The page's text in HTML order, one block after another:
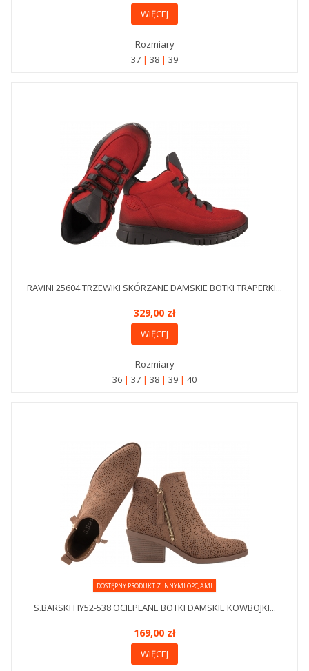
WIĘCEJ
Rozmiary
37
38 39
RAVINI 25604 TRZEWIKI SKÓRZANE DAMSKIE BOTKI TRAPERKI...
329,00 zł
WIĘCEJ
Rozmiary
36
37 38 39 40
DOSTĘPNY PRODUKT Z INNYMI OPCJAMI
S.BARSKI HY52-538 OCIEPLANE BOTKI DAMSKIE KOWBOJKI...
169,00 zł
WIĘCEJ